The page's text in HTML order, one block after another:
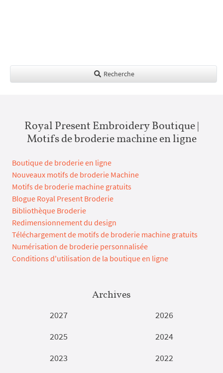
Recherche
Royal Present Embroidery Boutique |
Motifs de broderie machine en ligne
Boutique de broderie en ligne
Nouveaux motifs de broderie Machine
Motifs de broderie machine gratuits
Blogue Royal Present Broderie
Bibliothèque Broderie
Redimensionnement du design
Téléchargement de motifs de broderie machine gratuits
Numérisation de broderie personnalisée
Conditions d'utilisation de la boutique en ligne
Archives
2027
2026
2025
2024
2023
2022